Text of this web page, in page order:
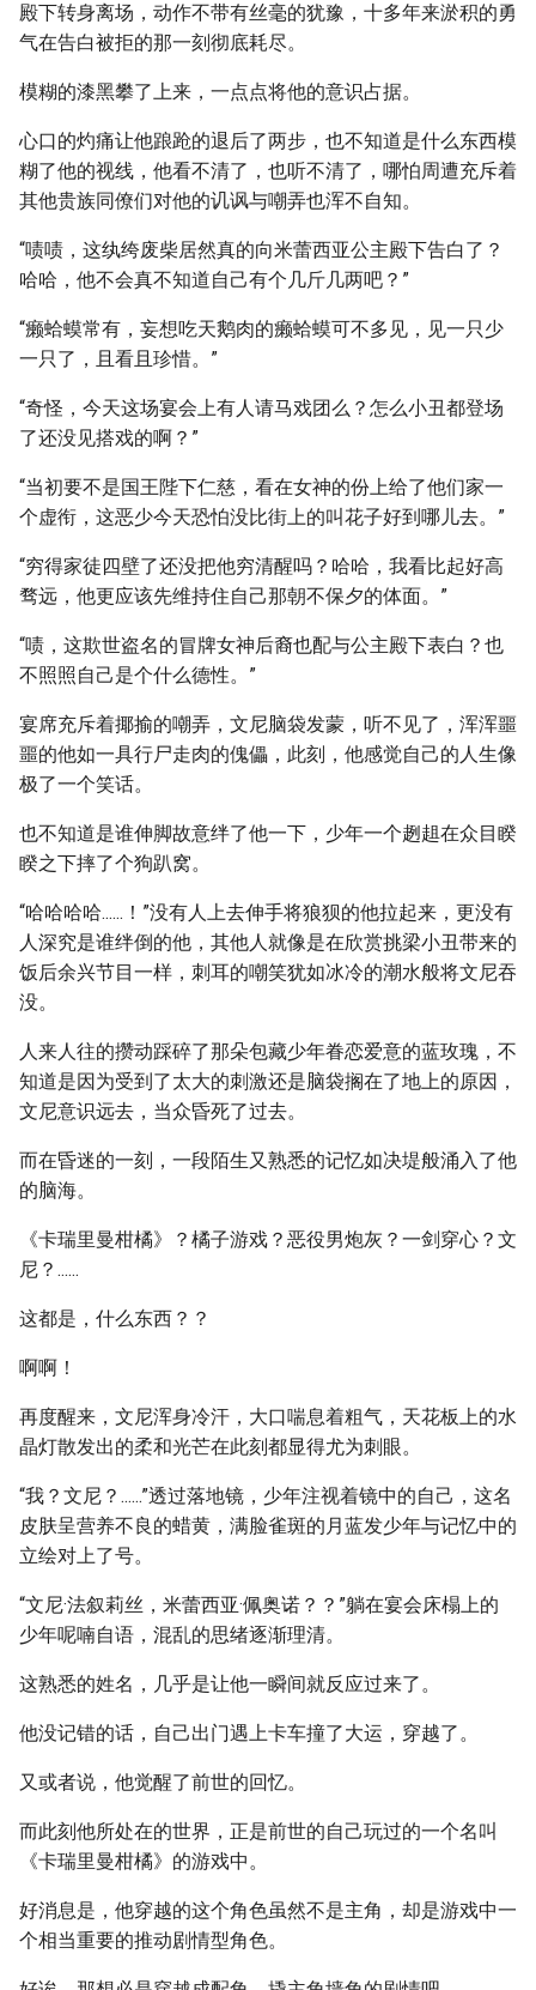
殿下转身离场，动作不带有丝毫的犹豫，十多年来淤积的勇
气在告白被拒的那一刻彻底耗尽。
模糊的漆黑攀了上来，一点点将他的意识占据。
心口的灼痛让他踉跄的退后了两步，也不知道是什么东西模
糊了他的视线，他看不清了，也听不清了，哪怕周遭充斥着
其他贵族同僚们对他的讥讽与嘲弄也浑不自知。
“啧啧，这纨绔废柴居然真的向米蕾西亚公主殿下告白了？
哈哈，他不会真不知道自己有个几斤几两吧？”
“癞蛤蟆常有，妄想吃天鹅肉的癞蛤蟆可不多见，见一只少
一只了，且看且珍惜。”
“奇怪，今天这场宴会上有人请马戏团么？怎么小丑都登场
了还没见搭戏的啊？”
“当初要不是国王陛下仁慈，看在女神的份上给了他们家一
个虚衔，这恶少今天恐怕没比街上的叫花子好到哪儿去。”
“穷得家徒四壁了还没把他穷清醒吗？哈哈，我看比起好高
骛远，他更应该先维持住自己那朝不保夕的体面。”
“啧，这欺世盗名的冒牌女神后裔也配与公主殿下表白？也
不照照自己是个什么德性。”
宴席充斥着揶揄的嘲弄，文尼脑袋发蒙，听不见了，浑浑噩
噩的他如一具行尸走肉的傀儡，此刻，他感觉自己的人生像
极了一个笑话。
也不知道是谁伸脚故意绊了他一下，少年一个趔趄在众目睽
睽之下摔了个狗趴窝。
“哈哈哈哈......！”没有人上去伸手将狼狈的他拉起来，更没有
人深究是谁绊倒的他，其他人就像是在欣赏挑梁小丑带来的
饭后余兴节目一样，刺耳的嘲笑犹如冰冷的潮水般将文尼吞
没。
人来人往的攒动踩碎了那朵包藏少年眷恋爱意的蓝玫瑰，不
知道是因为受到了太大的刺激还是脑袋搁在了地上的原因，
文尼意识远去，当众昏死了过去。
而在昏迷的一刻，一段陌生又熟悉的记忆如决堤般涌入了他
的脑海。
《卡瑞里曼柑橘》？橘子游戏？恶役男炮灰？一剑穿心？文
尼？......
这都是，什么东西？？
啊啊！
再度醒来，文尼浑身冷汗，大口喘息着粗气，天花板上的水
晶灯散发出的柔和光芒在此刻都显得尤为刺眼。
“我？文尼？......”透过落地镜，少年注视着镜中的自己，这名
皮肤呈营养不良的蜡黄，满脸雀斑的月蓝发少年与记忆中的
立绘对上了号。
“文尼·法叙莉丝，米蕾西亚·佩奥诺？？”躺在宴会床榻上的
少年呢喃自语，混乱的思绪逐渐理清。
这熟悉的姓名，几乎是让他一瞬间就反应过来了。
他没记错的话，自己出门遇上卡车撞了大运，穿越了。
又或者说，他觉醒了前世的回忆。
而此刻他所处在的世界，正是前世的自己玩过的一个名叫
《卡瑞里曼柑橘》的游戏中。
好消息是，他穿越的这个角色虽然不是主角，却是游戏中一
个相当重要的推动剧情型角色。